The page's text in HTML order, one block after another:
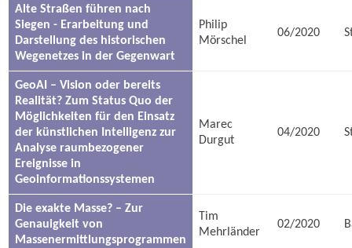
Alte Straßen führen nach
Siegen - Erarbeitung und
Darstellung des historischen
Wegenetzes in der Gegenwart
Philip
Mörschel
06/2020
GeoAI – Vision oder bereits
Realität? Zum Status Quo der
Möglichkeiten für den Einsatz
der künstlichen Intelligenz zur
Analyse raumbezogener
Ereignisse in
Geoinformationssystemen
Marec
Durgut
04/2020
Die exakte Masse? – Zur
Genauigkeit von
Massenermittlungsprogrammen
Tim
Mehrländer
02/2020